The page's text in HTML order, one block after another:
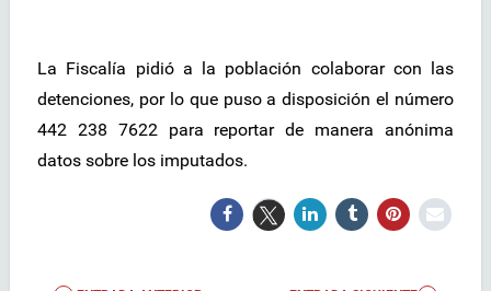
La Fiscalía pidió a la población colaborar con las
detenciones, por lo que puso a disposición el número
442 238 7622 para reportar de manera anónima
datos sobre los imputados.